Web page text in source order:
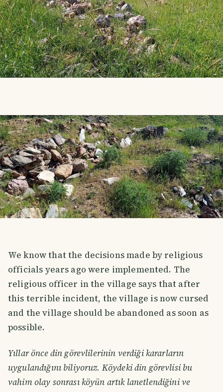
We know that the decisions made by religious
officials years ago were implemented. The
religious officer in the village says that after
this terrible incident, the village is now cursed
and the village should be abandoned as soon as
possible.
Yıllar önce din görevlilerinin verdiği kararların
uygulandığını biliyoruz. Köydeki din görevlisi bu
vahim olay sonrası köyün artık lanetlendiğini ve